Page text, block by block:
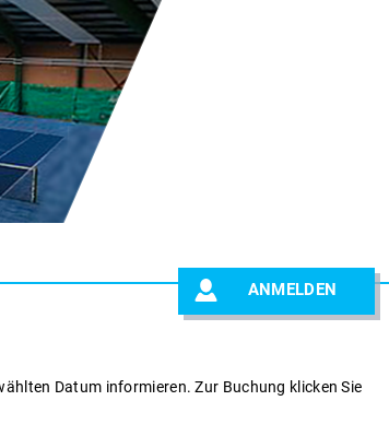
ANMELDEN
Datum informieren. Zur Buchung klicken Sie